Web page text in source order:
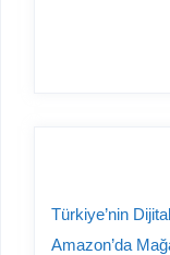
Türkiye’nin
Amazon’da